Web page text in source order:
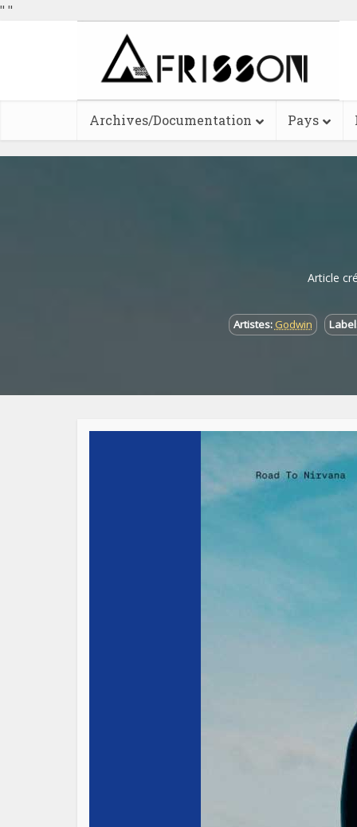
" "
Archives/Documentation Pays
Article
Artistes: Godwin